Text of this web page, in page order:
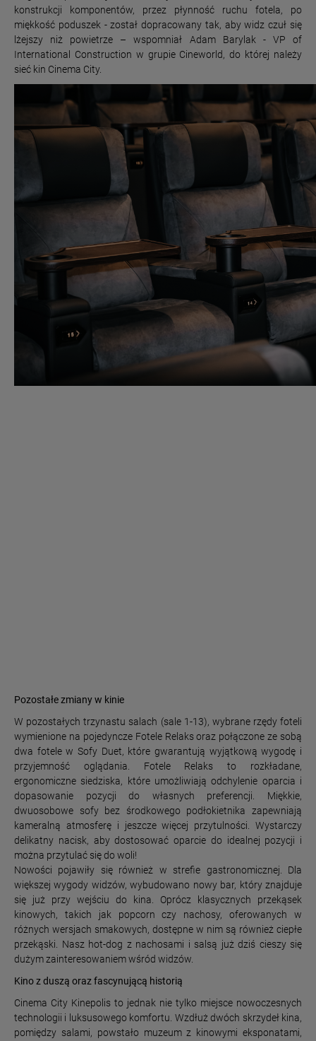
konstrukcji komponentów, przez płynność ruchu fotela, po
miękkość poduszek - został dopracowany tak, aby widz czuł się
lżejszy niż powietrze – wspomniał Adam Barylak - VP of
International Construction w grupie Cineworld, do której należy
sieć kin Cinema City.
Pozostałe zmiany w kinie
W pozostałych trzynastu salach (sale 1-13), wybrane rzędy foteli
wymienione na pojedyncze Fotele Relaks oraz połączone ze sobą
dwa fotele w Sofy Duet, które gwarantują wyjątkową wygodę i
przyjemność oglądania. Fotele Relaks to rozkładane,
ergonomiczne siedziska, które umożliwiają odchylenie oparcia i
dopasowanie pozycji do własnych preferencji. Miękkie,
dwuosobowe sofy bez środkowego podłokietnika zapewniają
kameralną atmosferę i jeszcze więcej przytulności. Wystarczy
delikatny nacisk, aby dostosować oparcie do idealnej pozycji i
można przytulać się do woli!
Nowości pojawiły się również w strefie gastronomicznej. Dla
większej wygody widzów, wybudowano nowy bar, który znajduje
się już przy wejściu do kina. Oprócz klasycznych przekąsek
kinowych, takich jak popcorn czy nachosy, oferowanych w
różnych wersjach smakowych, dostępne w nim są również ciepłe
przekąski. Nasz hot-dog z nachosami i salsą już dziś cieszy się
dużym zainteresowaniem wśród widzów.
Kino z duszą oraz fascynującą historią
Cinema City Kinepolis to jednak nie tylko miejsce nowoczesnych
technologii i luksusowego komfortu. Wzdłuż dwóch skrzydeł kina,
pomiędzy salami, powstało muzeum z kinowymi eksponatami,